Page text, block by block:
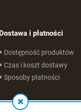
Dostawa i płatności
Dostępność produktów
Czas i koszt dostawy
Sposoby płatności